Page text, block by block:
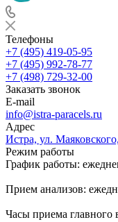
Телефоны
+7 (495) 419-05-95
+7 (495) 992-78-77
+7 (498) 729-32-00
Заказать звонок
E-mail
info@istra-paracels.ru
Адрес
Истра, ул.
Режим работы
График работы:
Прием анализов:
Часы приема главного